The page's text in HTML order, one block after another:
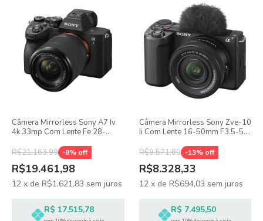
Câmera Mirrorless Sony A7 Iv
4k 33mp Com Lente Fe 28-
R$21.163,99 -8% off
R$19.461,98
12 x de R$1.621,83 sem juros
R$ 17.515,78
Câmera Mirrorless Sony Zve-10
Ii Com Lente 16-50mm F3.5-5.6
R$9.571,80 -13% off
R$8.328,33
12 x de R$694,03 sem juros
R$ 7.495,50